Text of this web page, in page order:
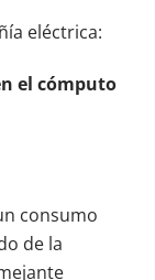
eléctrica:
el cómputo
consumo
de la